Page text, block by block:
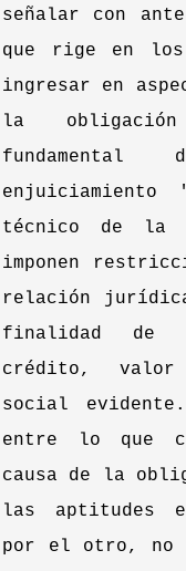
señalar con
que rige en los
ingresar en
la
técnico de la
imponen
relación
finalidad de
crédito, valor
social
entre lo que
causa de la
las aptitudes
por el otro, no